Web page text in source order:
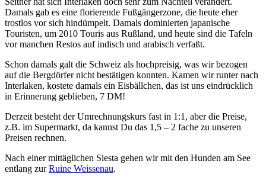
Damals gab es eine florierende Fußgängerzone, die heute eher
trostlos vor sich hindümpelt. Damals dominierten japanische
Touristen, um 2010 Touris aus Rußland, und heute sind die Tafeln
vor manchen Restos auf indisch und arabisch verfaßt.
Schon damals galt die Schweiz als hochpreisig, was wir bezogen
auf die Bergdörfer nicht bestätigen konnten. Kamen wir runter nach
Interlaken, kostete damals ein Eisbällchen, das ist uns eindrücklich
in Erinnerung geblieben, 7 DM!
Derzeit besteht der Umrechnungskurs fast in 1:1, aber die Preise,
z.B. im Supermarkt, da kannst Du das 1,5 – 2 fache zu unseren
Preisen rechnen.
Nach einer mittäglichen Siesta gehen wir mit den Hunden am See
entlang zurRuine Weissenau.